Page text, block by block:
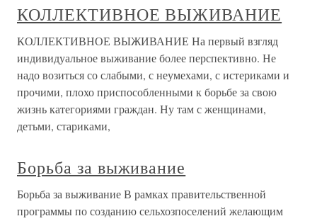
КОЛЛЕКТИВНОЕ ВЫЖИВАНИЕ
КОЛЛЕКТИВНОЕ ВЫЖИВАНИЕ На первый взгляд
индивидуальное выживание более перспективно. Не
надо возиться со слабыми, с неумехами, с истериками и
прочими, плохо приспособленными к борьбе за свою
жизнь категориями граждан. Ну там с женщинами,
детьми, стариками,
Борьба за выживание
Борьба за выживание В рамках правительственной
программы по созданию сельхозпоселений желающим